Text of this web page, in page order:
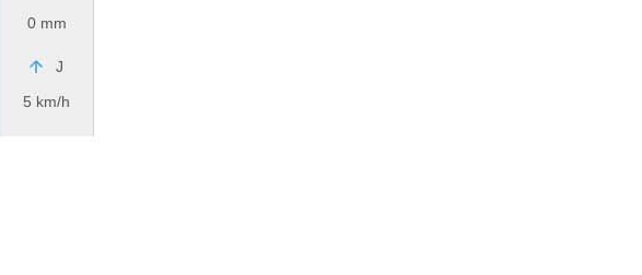
0 mm
J
5 km/h